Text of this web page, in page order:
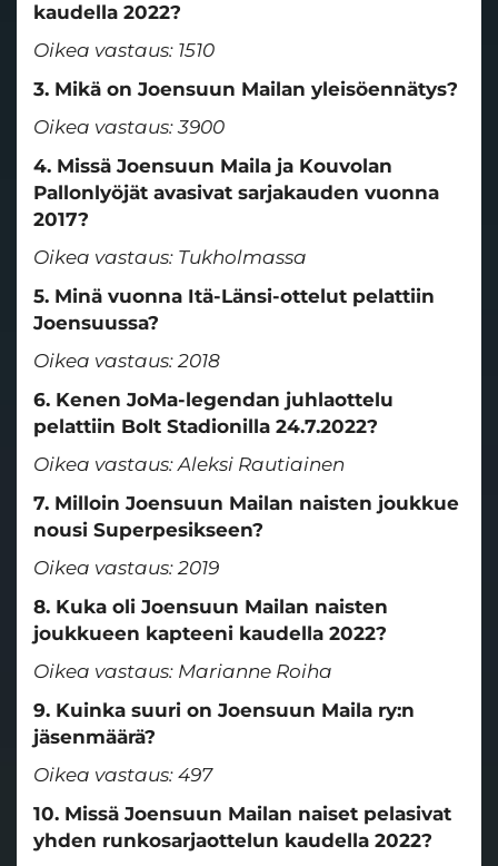
kaudella 2022?
Oikea vastaus: 1510
3. Mikä on Joensuun Mailan yleisöennätys?
Oikea vastaus: 3900
4. Missä Joensuun Maila ja Kouvolan
Pallonlyöjät avasivat sarjakauden vuonna
2017?
Oikea vastaus: Tukholmassa
5. Minä vuonna Itä-Länsi-ottelut pelattiin
Joensuussa?
Oikea vastaus: 2018
6. Kenen JoMa-legendan juhlaottelu
pelattiin Bolt Stadionilla 24.7.2022?
Oikea vastaus: Aleksi Rautiainen
7. Milloin Joensuun Mailan naisten joukkue
nousi Superpesikseen?
Oikea vastaus: 2019
8. Kuka oli Joensuun Mailan naisten
joukkueen kapteeni kaudella 2022?
Oikea vastaus: Marianne Roiha
9. Kuinka suuri on Joensuun Maila ry:n
jäsenmäärä?
Oikea vastaus: 497
10. Missä Joensuun Mailan naiset pelasivat
yhden runkosarjaottelun kaudella 2022?